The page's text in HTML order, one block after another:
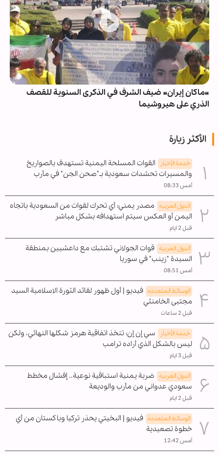
«ماكان إيران» ضيف الشرف في الذكرى السنوية للقصف
الذري على هيروشيما
الأكثر زيارة
خدمة الأخبار
القوات المسلحة اليمنية تستهدف بالصواريخ
والمسيرات تحشدات سعودية بـ"صحن الجن" في مأرب
أمس 08:33
الدول العربیه مصدر يمني: أي تحرك لقوات من السعودية باتجاه
اليمن أو العكس سيتم استهدافه بشكل مباشر
قبل 2 ايام
الدول العربیه قوات الجولاني تشتبك مع داعشيين بمنطقة
السيدة "زينب" في سوريا
أمس 08:51
الوسائط المتعدده فيديو | أول ظهور لقائد الثورة الاسلامية السيد
مجتبى الخامنئي
قبل 2 ساعات
خدمة الأخبار
سي إن إن: تتخذ اتفاقية هرمز شكلها النهائي، ولكن
ليس بالشكل الذي أراده ترامب
قبل 3 ايام
الدول العربیه ضربة يمنية استباقية نوعية.. إفشال مخطط
سعودي عدواني من مأرب والوديعة
قبل 2 ايام
الوسائط المتعدده فيديو | البخيتي يحذر تركيا وباكستان من أي
خطوة تصعيدية
أمس 12:42